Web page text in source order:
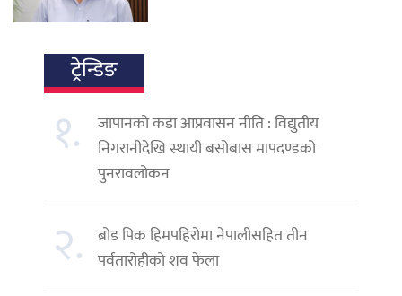
ट्रेन्डिङ
१.
जापानको कडा आप्रवासन नीति : विद्युतीय
निगरानीदेखि स्थायी बसोबास मापदण्डको
पुनरावलोकन
२. ब्रोड पिक हिमपहिरोमा नेपालीसहित तीन
पर्वतारोहीको शव फेला